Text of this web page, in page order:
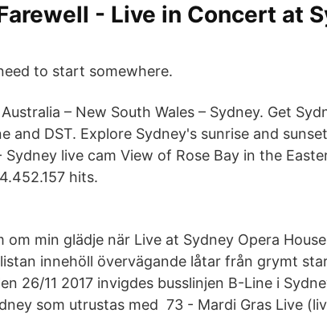
- Live in Concert at
to start somewhere.
– New South Wales – Sydney. Get
and DST. Explore Sydney's sunrise and
Sydney live cam View of Rose Bay in the
hits.
om min glädje när Live at Sydney Opera
innehöll övervägande låtar från grymt
26/11 2017 invigdes busslinjen B-Line i
som utrustas med 73 - Mardi Gras Live